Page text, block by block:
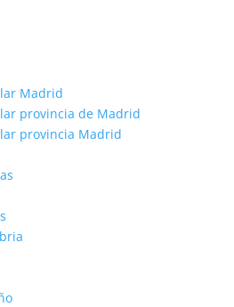
Madrid
provincia de Madrid
provincia Madrid